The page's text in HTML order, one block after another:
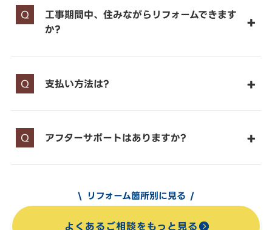
工事期間中、住みながらリフォームできます
か?
支払い方法は?
アフターサポートはありますか?
リフォーム箇所別に見る
よくあるご相談をもっと見る